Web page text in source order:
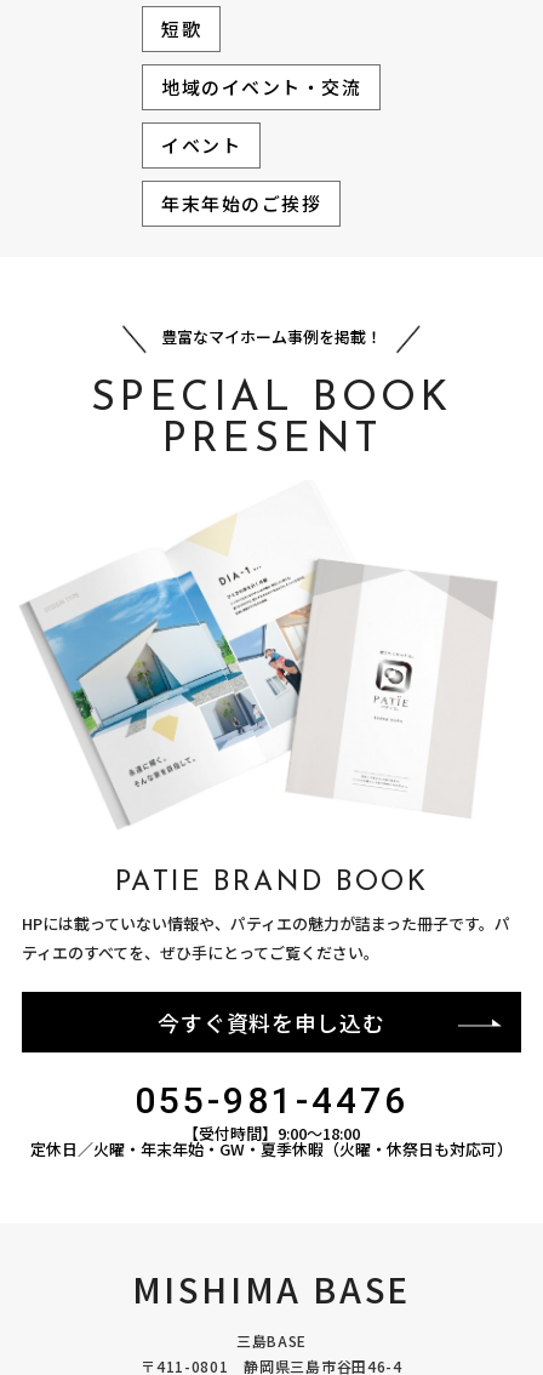
短歌
地域のイベント・交流
イベント
年末年始のご挨拶
豊富なマイホーム事例を掲載！
SPECIAL BOOK
PRESENT
PATIE BRAND BOOK
HPには載っていない情報や、パティエの魅力が詰まった冊子です。パ
ティエのすべてを、ぜひ手にとってご覧ください。
今すぐ資料を申し込む
055-981-4476
【受付時間】9:00〜18:00
定休日／火曜・年末年始・GW・夏季休暇（火曜・休祭日も対応可）
MISHIMA BASE
三島BASE
〒411-0801 静岡県三島市谷田46-4